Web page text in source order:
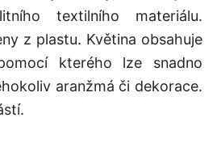
textilního materiálu.
z plastu. Květina obsahuje
kterého lze snadno
aranžmá či dekorace.